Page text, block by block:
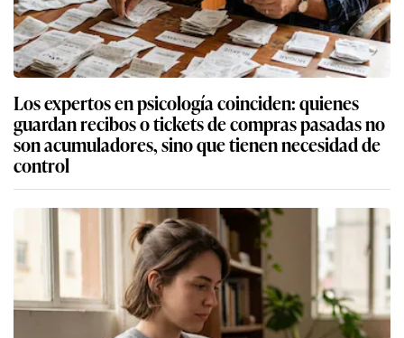
Los expertos en psicología coinciden: quienes
guardan recibos o tickets de compras pasadas no
son acumuladores, sino que tienen necesidad de
control